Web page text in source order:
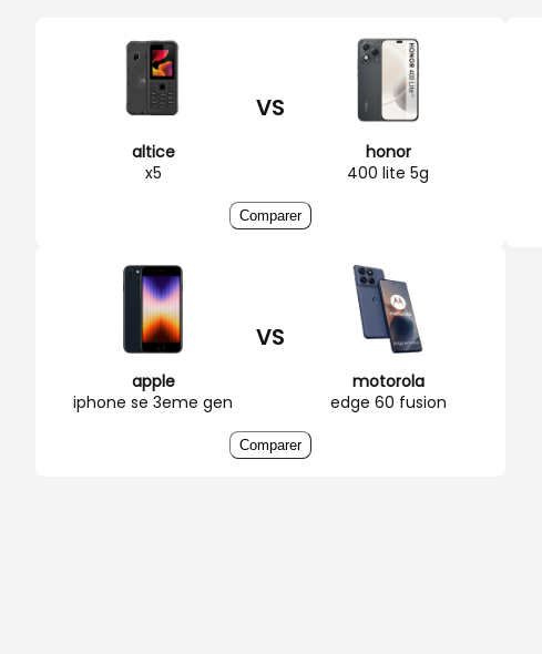
altice
x5
VS
honor
400 lite 5g
Comparer
apple
iphone se 3eme gen
VS
motorola
edge 60 fusion
Comparer